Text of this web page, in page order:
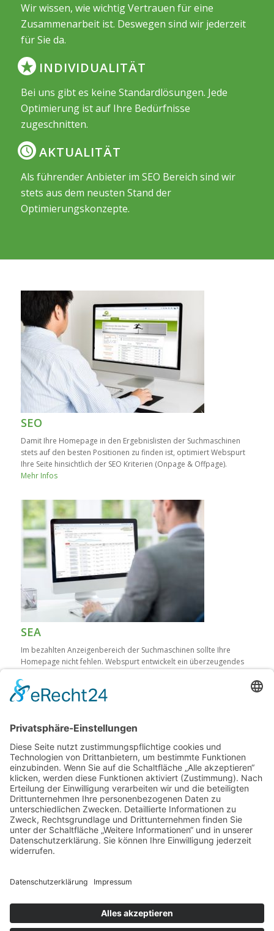
Wir wissen, wie wichtig Vertrauen für eine
Zusammenarbeit ist. Deswegen sind wir jederzeit
für Sie da.
INDIVIDUALITÄT
Bei uns gibt es keine Standardlösungen. Jede
Optimierung ist auf Ihre Bedürfnisse
zugeschnitten.
AKTUALITÄT
Als führender Anbieter im SEO Bereich sind wir
stets aus dem neusten Stand der
Optimierungskonzepte.
SEO
Damit Ihre Homepage in den Ergebnislisten der Suchmaschinen
stets auf den besten Positionen zu finden ist, optimiert Webspurt
Ihre Seite hinsichtlich der SEO Kriterien (Onpage & Offpage).
Mehr Infos
SEA
Im bezahlten Anzeigenbereich der Suchmaschinen sollte Ihre
Homepage nicht fehlen. Webspurt entwickelt ein überzeugendes
Mehr Infos
Kontakt
wichtig. Webspurt ist jederzeit für Sie da.